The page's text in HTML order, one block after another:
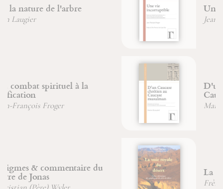
Une vie incorruptible
Jean-François Froger
D'un Caucase chrétien au
Caucase musulman
Marion Duvauchel
La voie royale du désert
Frère Étienne Goutagny